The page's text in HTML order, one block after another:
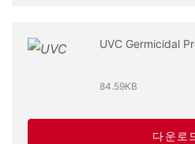
UVC Germicidal
84.59KB
다운로